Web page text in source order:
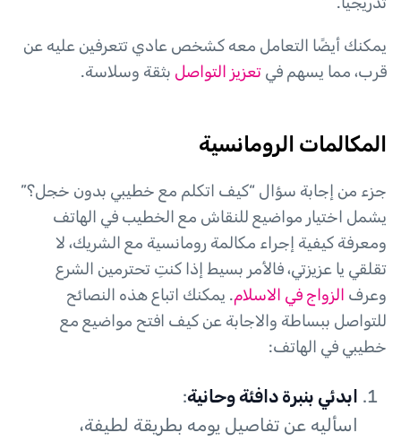
يمكنك أيضًا التعامل معه كشخص عادي تتعرفين عليه عن
قرب، مما يسهم في تعزيز التواصل بثقة وسلاسة.
المكالمات الرومانسية
جزء من إجابة سؤال “كيف اتكلم مع خطيبي بدون خجل؟”
يشمل اختيار مواضيع للنقاش مع الخطيب في الهاتف
ومعرفة كيفية إجراء مكالمة رومانسية مع الشريك، لا
تقلقي يا عزيزتي، فالأمر بسيط إذا كنتِ تحترمين الشرع
وعرف الزواج في الاسلام. يمكنك اتباع هذه النصائح
للتواصل ببساطة والاجابة عن كيف افتح مواضيع مع
خطيبي في الهاتف:
ابدئي بنبرة دافئة وحانية:
اسأليه عن تفاصيل يومه بطريقة لطيفة،